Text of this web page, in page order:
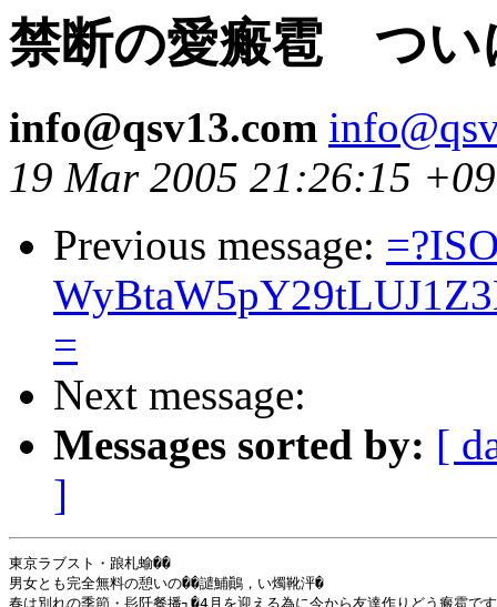
禁断の愛瘢雹 つい
info@qsv13.com
19 Mar 2005 21:26:15
Previous message:
=
Next message:
Messages sorted by: [
]
東京ラブスト・踉札蝓��
男女とも完全無料の憩いの��譴鯆鷆，い燭靴泙�
春は別れの季節・髟阡餐播┐�4月を迎える為に今から友達作りどう瘢雹で